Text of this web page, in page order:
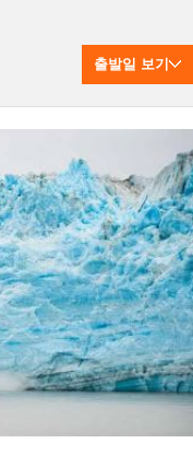
출발일 보기